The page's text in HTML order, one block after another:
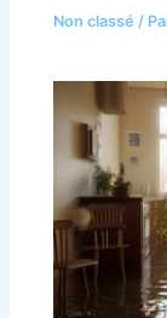
Non classé /